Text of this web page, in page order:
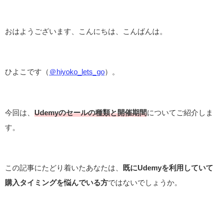
おはようございます、こんにちは、こんばんは。
ひよこです（ ＠hiyoko_lets_go）。
今回は、 Udemyのセールの種類と開催期間についてご紹介しま
す。
この記事にたどり着いたあなたは、
既にUdemyを利用していて
購入タイミングを悩んでいる方ではないでしょうか。